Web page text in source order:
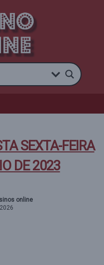
SEXTA-FEIRA
DE 2023
online